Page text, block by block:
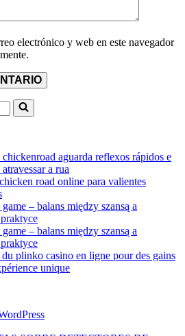
electrónico y web en este navegador
aguarda reflexos rápidos e
a rua
road online para valientes
– balans między szansą a
– balans między szansą a
plinko casino en ligne pour des gains
unique